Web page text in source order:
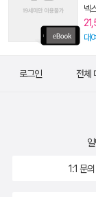
넥
대
로그인 전체
1:1 문의